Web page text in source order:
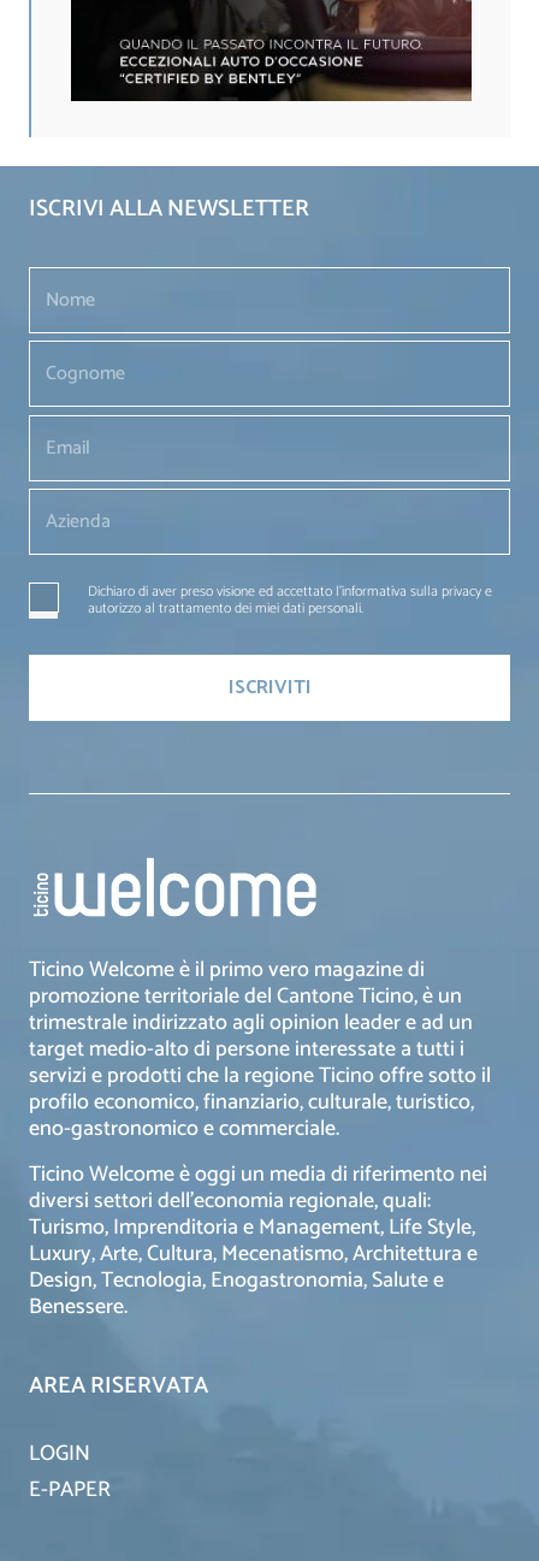
ISCRIVI ALLA NEWSLETTER
Dichiaro di aver preso visione ed accettato l'informativa sulla privacy e
autorizzo al trattamento dei miei dati personali.
Ticino Welcome è il primo vero magazine di
promozione territoriale del Cantone Ticino, è un
trimestrale indirizzato agli opinion leader e ad un
target medio-alto di persone interessate a tutti i
servizi e prodotti che la regione Ticino offre sotto il
profilo economico, finanziario, culturale, turistico,
eno-gastronomico e commerciale.
Ticino Welcome è oggi un media di riferimento nei
diversi settori dell’economia regionale, quali:
Turismo, Imprenditoria e Management, Life Style,
Luxury, Arte, Cultura, Mecenatismo, Architettura e
Design, Tecnologia, Enogastronomia, Salute e
Benessere.
AREA RISERVATA
LOGIN
E-PAPER